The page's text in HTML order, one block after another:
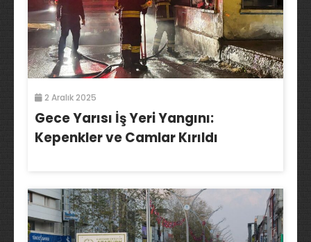
2 Aralık 2025
Gece Yarısı İş Yeri Yangını:
Kepenkler ve Camlar Kırıldı